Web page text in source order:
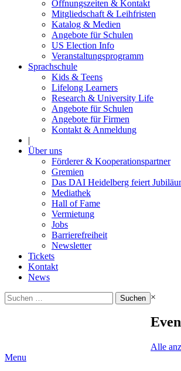
Öffnungszeiten & Kontakt
Mitgliedschaft & Leihfristen
Katalog & Medien
Angebote für Schulen
US Election Info
Veranstaltungsprogramm
Sprachschule
Kids & Teens
Lifelong Learners
Research & University Life
Angebote für Schulen
Angebote für Firmen
Kontakt & Anmeldung
|
Über uns
Förderer & Kooperationspartner
Gremien
Das DAI Heidelberg feiert
Mediathek
Hall of Fame
Vermietung
Jobs
Barrierefreiheit
Newsletter
Tickets
Kontakt
News
Suchen
nach:
×
Alle
Menu